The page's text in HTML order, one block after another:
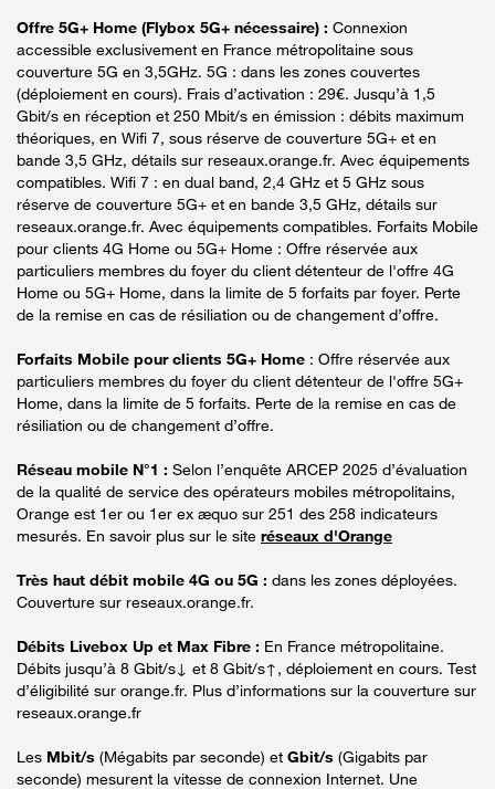
Offre 5G+ Home (Flybox 5G+ nécessaire) : Connexion
accessible exclusivement en France métropolitaine sous
couverture 5G en 3,5GHz. 5G : dans les zones couvertes
(déploiement en cours). Frais d’activation : 29€. Jusqu’à 1,5
Gbit/s en réception et 250 Mbit/s en émission : débits maximum
théoriques, en Wifi 7, sous réserve de couverture 5G+ et en
bande 3,5 GHz, détails sur reseaux.orange.fr. Avec équipements
compatibles. Wifi 7 : en dual band, 2,4 GHz et 5 GHz sous
réserve de couverture 5G+ et en bande 3,5 GHz, détails sur
reseaux.orange.fr. Avec équipements compatibles. Forfaits Mobile
pour clients 4G Home ou 5G+ Home : Offre réservée aux
particuliers membres du foyer du client détenteur de l'offre 4G
Home ou 5G+ Home, dans la limite de 5 forfaits par foyer. Perte
de la remise en cas de résiliation ou de changement d’offre.
Forfaits Mobile pour clients 5G+ Home : Offre réservée aux
particuliers membres du foyer du client détenteur de l'offre 5G+
Home, dans la limite de 5 forfaits. Perte de la remise en cas de
résiliation ou de changement d’offre.
Réseau mobile N°1 : Selon l’enquête ARCEP 2025 d’évaluation
de la qualité de service des opérateurs mobiles métropolitains,
Orange est 1er ou 1er ex æquo sur 251 des 258 indicateurs
mesurés. En savoir plus sur le site réseaux d'Orange
Très haut débit mobile 4G ou 5G : dans les zones déployées.
Couverture sur reseaux.orange.fr.
Débits Livebox Up et Max Fibre : En France métropolitaine.
Débits jusqu’à 8 Gbit/s↓ et 8 Gbit/s↑, déploiement en cours. Test
d’éligibilité sur orange.fr. Plus d’informations sur la couverture sur
reseaux.orange.fr
Les Mbit/s (Mégabits par seconde) et Gbit/s (Gigabits par
seconde) mesurent la vitesse de connexion Internet. Une